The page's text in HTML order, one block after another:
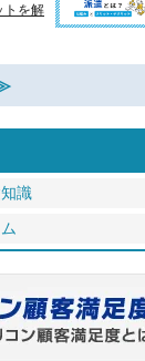
トを解
識